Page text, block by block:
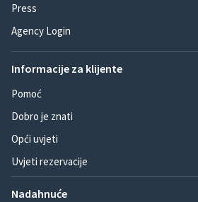
Press
Agency Login
Informacije za klijente
Pomoć
Dobro je znati
Opći uvjeti
Uvjeti rezervacije
Nadahnuće